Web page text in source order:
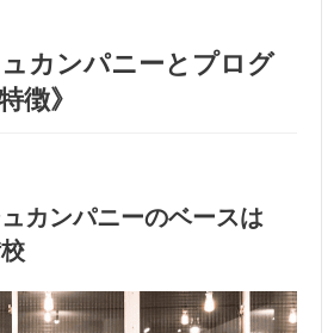
カンパニーとプログ
徴》
カンパニーのベースは